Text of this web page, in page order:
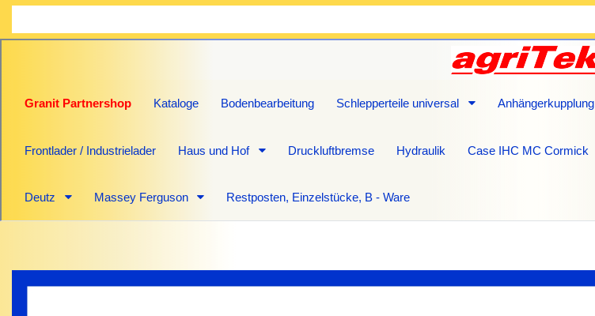
Granit Partnershop Kataloge Bodenbearbeitung Schlepperteile universal Anhängerkupplung
Frontlader / Industrielader Haus und Hof Druckluftbremse Hydraulik Case IHC MC Cormick
Deutz Massey Ferguson Restposten, Einzelstücke, B - Ware